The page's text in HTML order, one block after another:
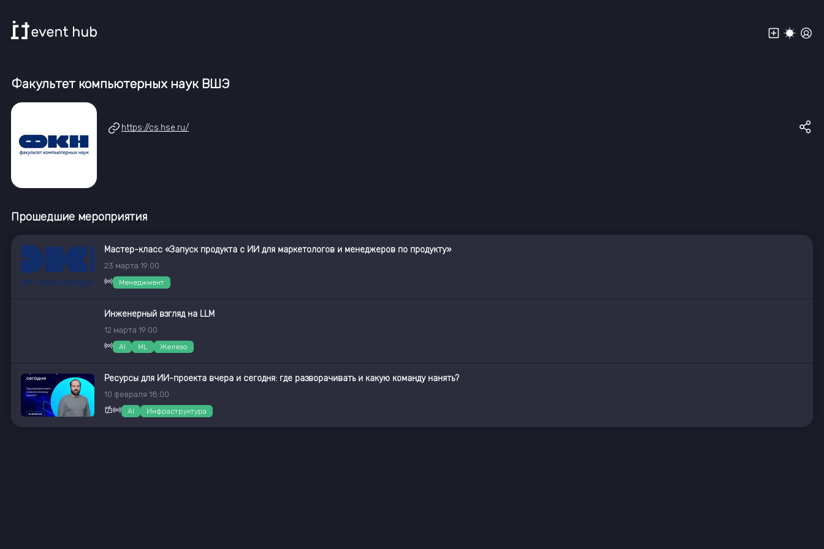
Факультет компьютерных наук ВШЭ
https://cs.hse.ru/
Прошедшие мероприятия
Мастер-класс «Запуск продукта с ИИ для маркетологов и менеджеров по продукту»
23 марта 19:00
Менеджмент
Инженерный взгляд на LLM
12 марта 19:00
AI ML Железо
Ресурсы для ИИ-проекта вчера и сегодня: где разворачивать и какую команду нанять?
10 февраля 18:00
AI Инфраструктура